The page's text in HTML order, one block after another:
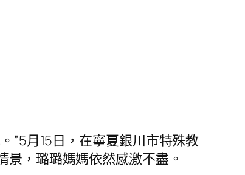
”5月15日，在寧夏銀川市特殊教
，璐璐媽媽依然感激不盡。